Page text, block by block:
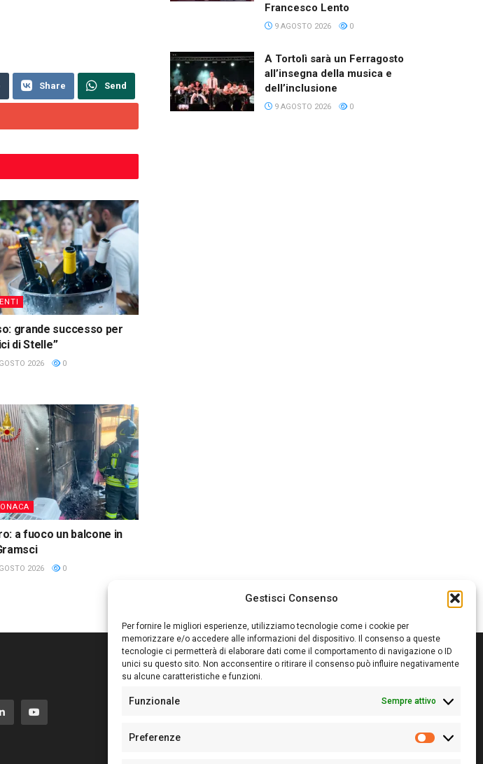
Gestisci Consenso
Per fornire le migliori esperienze, utilizziamo tecnologie come i cookie per
memorizzare e/o accedere alle informazioni del dispositivo. Il consenso a queste
tecnologie ci permetterà di elaborare dati come il comportamento di navigazione o ID
unici su questo sito. Non acconsentire o ritirare il consenso può influire negativamente
su alcune caratteristiche e funzioni.
Funzionale Sempre attivo
Preferenze
Share Send
grande successo per
di Stelle”
2026 0
a fuoco un balcone in
2026 0
Francesco Lento
9 AGOSTO 2026 0
A Tortolì sarà un Ferragosto
all’insegna della musica e
dell’inclusione
9 AGOSTO 2026 0
Editore:Giampaolo Cirronis Ditta individuale
Sede:
N° di iscrizione al ROC: